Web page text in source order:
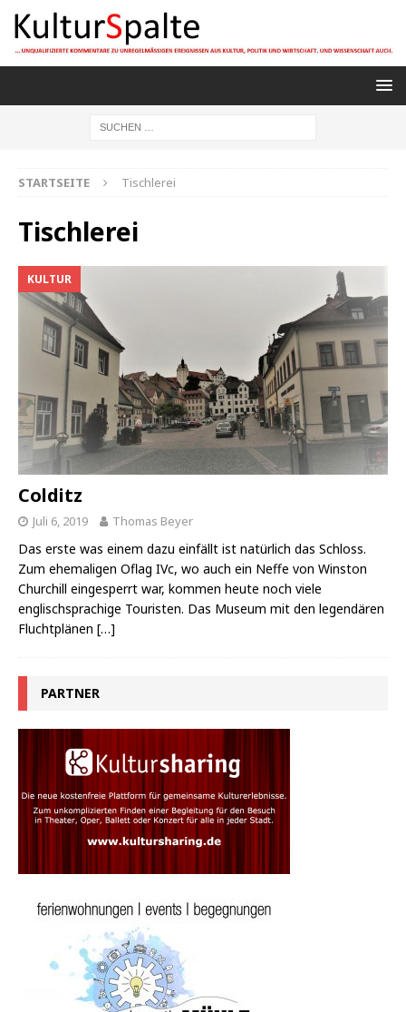
STARTSEITE Tischlerei
Tischlerei
KULTUR
Colditz
Juli 6, 2019 Thomas Beyer
Das erste was einem dazu einfällt ist natürlich das Schloss.
Zum ehemaligen Oflag IVc, wo auch ein Neffe von Winston
Churchill eingesperrt war, kommen heute noch viele
englischsprachige Touristen. Das Museum mit den legendären
Fluchtplänen […]
PARTNER